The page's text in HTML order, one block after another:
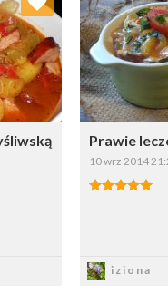
listę:
Prawie
10 wrz 2014
iziona